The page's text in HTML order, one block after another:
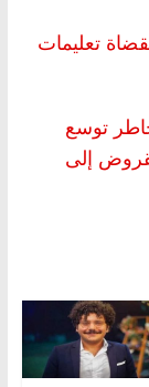
تعليمات
توسع
إلى